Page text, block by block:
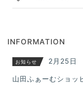
INFORMATION
お知らせ 2月25日
山田ふぁーむショッ